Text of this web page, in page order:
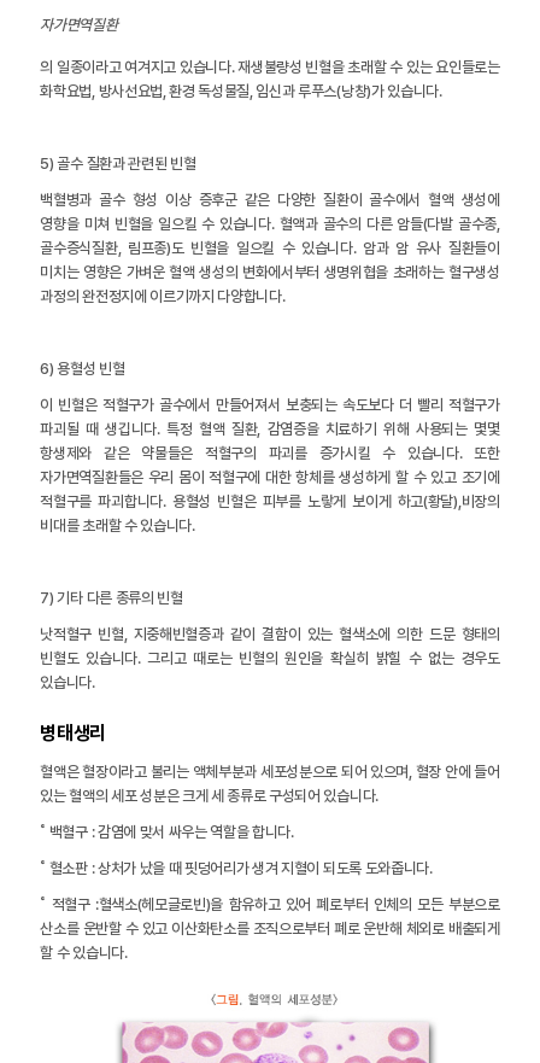
자가면역질환
의 일종이라고 여겨지고 있습니다. 재생불량성 빈혈을 초래할 수 있는 요인들로는
화학요법, 방사선요법, 환경 독성물질, 임신과 루푸스(낭창)가 있습니다.
5) 골수 질환과 관련된 빈혈
백혈병과 골수 형성 이상 증후군 같은 다양한 질환이 골수에서 혈액 생성에
영향을 미쳐 빈혈을 일으킬 수 있습니다. 혈액과 골수의 다른 암들(다발 골수종,
골수증식질환, 림프종)도 빈혈을 일으킬 수 있습니다. 암과 암 유사 질환들이
미치는 영향은 가벼운 혈액 생성의 변화에서부터 생명위협을 초래하는 혈구생성
과정의 완전정지에 이르기까지 다양합니다.
6) 용혈성 빈혈
이 빈혈은 적혈구가 골수에서 만들어져서 보충되는 속도보다 더 빨리 적혈구가
파괴될 때 생깁니다. 특정 혈액 질환, 감염증을 치료하기 위해 사용되는 몇몇
항생제와 같은 약물들은 적혈구의 파괴를 증가시킬 수 있습니다. 또한
자가면역질환들은 우리 몸이 적혈구에 대한 항체를 생성하게 할 수 있고 조기에
적혈구를 파괴합니다. 용혈성 빈혈은 피부를 노랗게 보이게 하고(황달),비장의
비대를 초래할 수 있습니다.
7) 기타 다른 종류의 빈혈
낫적혈구 빈혈, 지중해빈혈증과 같이 결함이 있는 혈색소에 의한 드문 형태의
빈혈도 있습니다. 그리고 때로는 빈혈의 원인을 확실히 밝힐 수 없는 경우도
있습니다.
병태생리
혈액은 혈장이라고 불리는 액체부분과 세포성분으로 되어 있으며, 혈장 안에 들어
있는 혈액의 세포 성분은 크게 세 종류로 구성되어 있습니다.
˚ 백혈구 : 감염에 맞서 싸우는 역할을 합니다.
˚ 혈소판 : 상처가 났을 때 핏덩어리가 생겨 지혈이 되도록 도와줍니다.
˚ 적혈구 :혈색소(헤모글로빈)을 함유하고 있어 폐로부터 인체의 모든 부분으로
산소를 운반할 수 있고 이산화탄소를 조직으로부터 폐로 운반해 체외로 배출되게
할 수 있습니다.